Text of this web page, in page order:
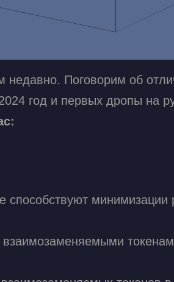
Поговорим об
год и первых дропы на
способствуют минимизации